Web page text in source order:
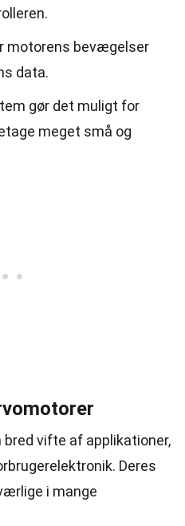
motorens bevægelser
data.
gør det muligt for
meget små og
vifte af applikationer,
Deres
i mange